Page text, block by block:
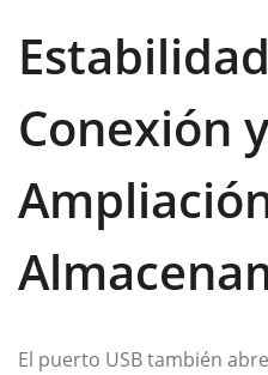
Conexión y
El puerto USB también